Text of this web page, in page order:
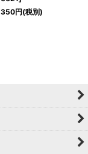
350円(税別)